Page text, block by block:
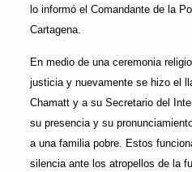
lo informó el Comandante de la
Cartagena.
En medio de una ceremonia
justicia y nuevamente se hizo el
Chamatt y a su Secretario del
su presencia y su
a una familia pobre. Estos
silencia ante los atropellos de la